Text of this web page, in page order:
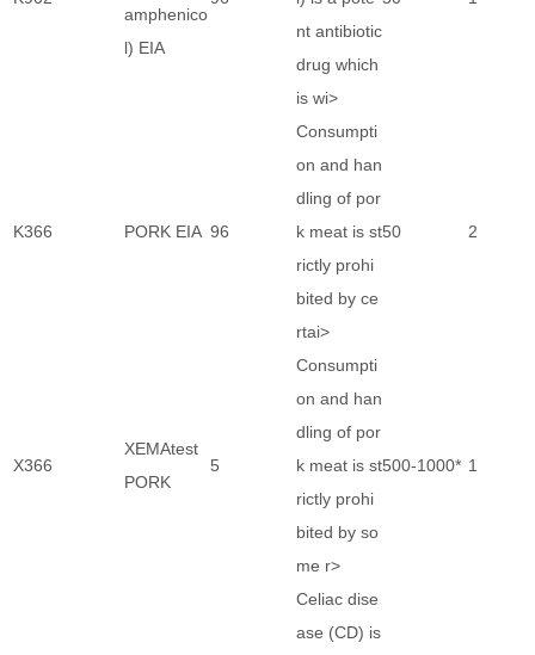
amphenico
l) EIA
nt antibiotic
drug which
is wi>
K366 PORK EIA 96
Consumpti
on and han
dling of por
k meat is st
rictly prohi
bited by ce
rtai>
50 2
X366
XEMAtest
PORK
5
Consumpti
on and han
dling of por
k meat is st
rictly prohi
bited by so
me r>
500-1000* 1
Celiac dise
ase (CD) is